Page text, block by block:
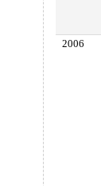
2006